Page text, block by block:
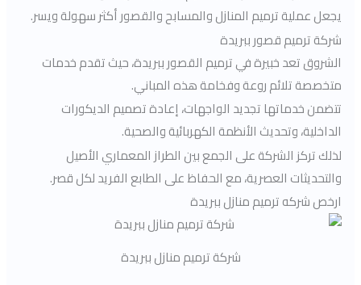
يجعل عملية ترميم المنازل والمسابح والقصور أكثر سهولة ويسر.
شركة ترميم قصور ببريدة
الشروق تعد خبيرة في ترميم القصور ببريدة، حيث تقدم خدمات
متخصصة تلائم روعة وفخامة هذه المباني.
تتضمن خدماتها تجديد الواجهات، إعادة تصميم الديكورات
الداخلية، وتحديث الأنظمة الكهربائية والصحية.
لذلك تركز الشركة على الجمع بين الطراز المعماري الأصيل
والتحديثات العصرية، مع الحفاظ على الطابع الفريد لكل قصر.
ارخص شركه ترميم منازل ببريدة
شركة ترميم منازل ببريدة